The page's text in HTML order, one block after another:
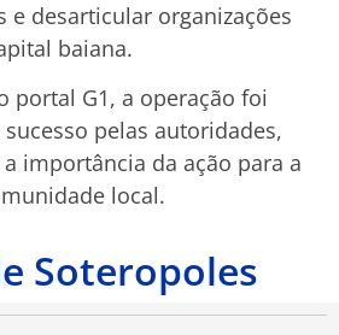
e desarticular organizações
baiana.
portal G1, a operação foi
pelas autoridades,
importância da ação para a
local.
Soteropoles